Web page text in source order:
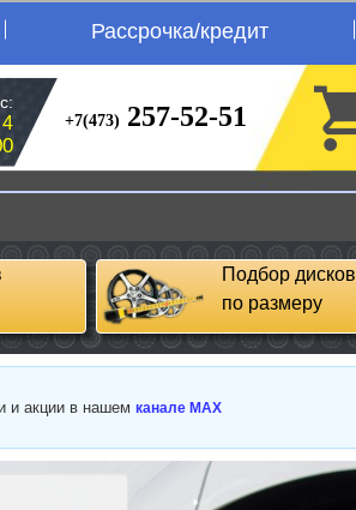
Рассрочка/кредит
+7(473) 257-52-51
Подбор дисков
по размеру
и акции в нашем канале MAX